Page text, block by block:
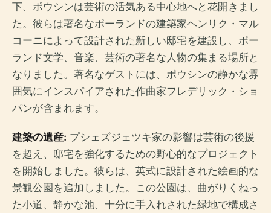
下、ポウシンは芸術の活気ある中心地へと花開きまし
た。彼らは著名なポーランドの建築家ヘンリク・マル
コーニによって設計された新しい邸宅を建設し、ポー
ランド文学、音楽、芸術の著名な人物の集まる場所と
なりました。著名なゲストには、ポウシンの静かな雰
囲気にインスパイアされた作曲家フレデリック・ショ
パンが含まれます。
建築の遺産: プシェズジェツキ家の影響は芸術の後援
を超え、邸宅を強化するための野心的なプロジェクト
を開始しました。彼らは、英式に設計された絵画的な
景観公園を追加しました。この公園は、曲がりくねっ
た小道、静かな池、十分に手入れされた緑地で構成さ